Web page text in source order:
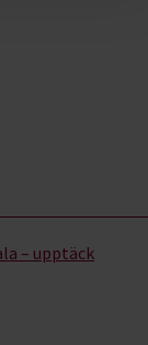
– upptäck